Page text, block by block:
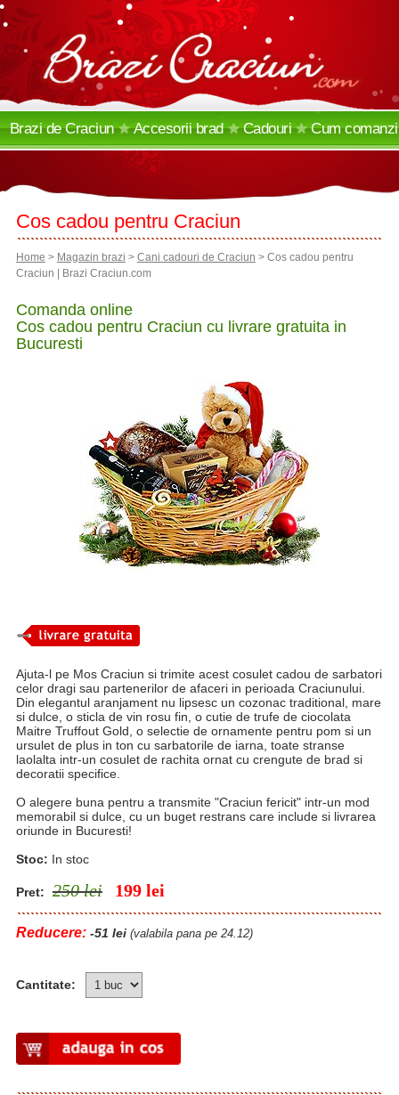
••
• •
• •
• •
•
•
• •
•
•
•
•
•
• •
•
•
Brazi de Craciun Accesoriibrad Cadouri Cum comanzi
Cos cadou pentru Craciun
Home > Magazin brazi > Cani cadouri de Craciun > Cos cadou pentru
Craciun | Brazi Craciun.com
Comanda online
Cos cadou pentru Craciun cu livrare gratuita in
Bucuresti
Ajuta-l pe Mos Craciun si trimite acest cosulet cadou de sarbatori
celor dragi sau partenerilor de afaceri in perioada Craciunului.
Din elegantul aranjament nu lipsesc un cozonac traditional, mare
si dulce, o sticla de vin rosu fin, o cutie de trufe de ciocolata
Maitre Truffout Gold, o selectie de ornamente pentru pom si un
ursulet de plus in ton cu sarbatorile de iarna, toate stranse
laolalta intr-un cosulet de rachita ornat cu crengute de brad si
decoratii specifice.
O alegere buna pentru a transmite "Craciun fericit" intr-un mod
memorabil si dulce, cu un buget restrans care include si livrarea
oriunde in Bucuresti!
Stoc: In stoc
Pret: 250 lei 199lei
Reducere: -51 lei(valabila pana pe 24.12)
Cantitate: